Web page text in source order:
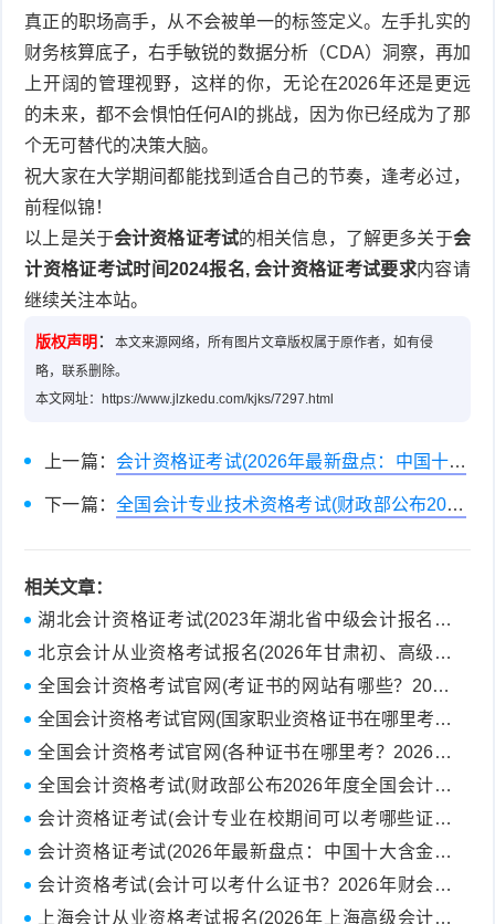
真正的职场高手，从不会被单一的标签定义。左手扎实的
财务核算底子，右手敏锐的数据分析（CDA）洞察，再加
上开阔的管理视野，这样的你，无论在2026年还是更远
的未来，都不会惧怕任何AI的挑战，因为你已经成为了那
个无可替代的决策大脑。
祝大家在大学期间都能找到适合自己的节奏，逢考必过，
前程似锦！
以上是关于会计资格证考试的相关信息，了解更多关于会
计资格证考试时间2024报名, 会计资格证考试要求内容请
继续关注本站。
版权声明 ：本文来源网络，所有图片文章版权属于原作者，如有侵
略，联系删除。
本文网址：https://www.jlzkedu.com/kjks/7297.html
上一篇： 会计资格证考试(2026年最新盘点：中国十大
下一篇：全国会计专业技术资格考试(财政部公布2026
相关文章：
湖北会计资格证考试(2023年湖北省中级会计报名条
件详解)
北京会计从业资格考试报名(2026年甘肃初、高级会
计资格考试正在报名中！报名入口→)
全国会计资格考试官网(考证书的网站有哪些？2026
年最新考证指南与官网入口汇总)
全国会计资格考试官网(国家职业资格证书在哪里考？
2026最新报名入口与高薪证书推荐指南)
全国会计资格考试官网(各种证书在哪里考？2026年
最新高含金量证书报名官网大全与避坑指)
全国会计资格考试(财政部公布2026年度全国会计专
业技术资格考试考务日程安排)
会计资格证考试(会计专业在校期间可以考哪些证书
（2026年高质量考证指南）)
会计资格证考试(2026年最新盘点：中国十大含金量
会计岗位证书，考证避坑与职业)
会计资格考试(会计可以考什么证书？2026年财会人
高质量考证指南与职业转型建议)
上海会计从业资格考试报名(2026年上海高级会计资